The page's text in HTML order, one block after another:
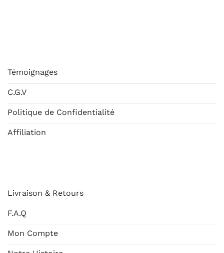
Témoignages
C.G.V
Politique de Confidentialité
Affiliation
Livraison & Retours
F.A.Q
Mon Compte